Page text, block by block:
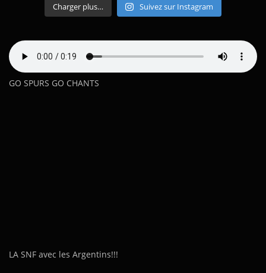
Charger plus… Suivez sur Instagram
GO SPURS GO CHANTS
LA SNF avec les Argentins!!!